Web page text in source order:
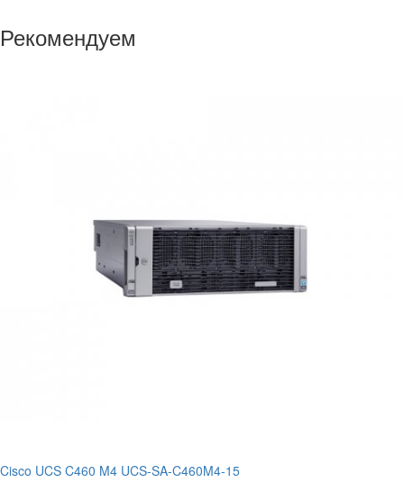
Рекомендуем
Cisco UCS C460 M4 UCS-SA-C460M4-15